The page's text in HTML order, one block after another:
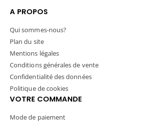
A PROPOS
Qui sommes-nous?
Plan du site
Mentions légales
Conditions générales de vente
Confidentialité des données
Politique de cookies
VOTRE COMMANDE
Mode de paiement